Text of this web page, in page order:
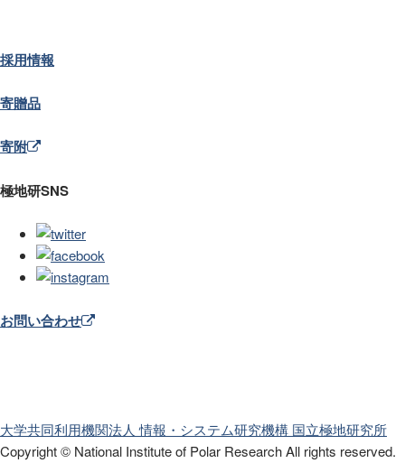
採用情報
寄贈品
寄附
極地研SNS
お問い合わせ
大学共同利用機関法人 情報・システム研究機構 国立極地研究所
Copyright © National Institute of Polar ResearchAll rights reserved.